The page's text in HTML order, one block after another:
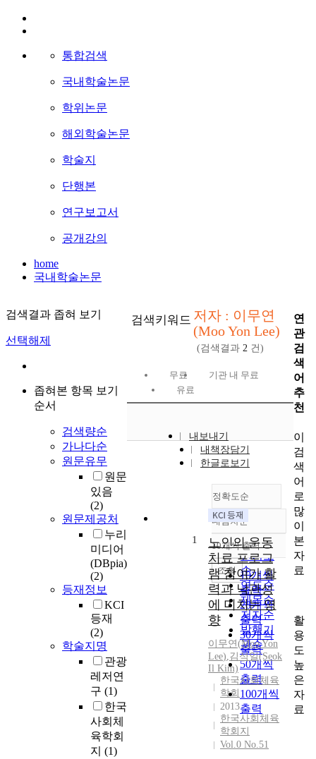
통합검색
국내학술논문
학위논문
해외학술논문
학술지
단행본
연구보고서
공개강의
home
국내학술논문
검색결과 좁혀 보기
선택해제
좁혀본 항목 보기
순서
검색량순
가나다순
원문유무
원문
있음
(2)
원문제공처
누리
미디어
(DBpia)
(2)
등재정보
KCI
등재
(2)
학술지명
관광
레저연
구 (1)
한국
사회체
육학회
지 (1)
검색키워드 저자 : 이무연
(Moo Yon Lee)
(검색결과 2 건)
무료
기관 내 무료
유료
내보내기
내책장담기
한글로보기
정확도순
정확도
순
인기도
순
연도순
제목순
저자순
발행기
관순
내림차순
내림차순
10개씩 출력
10개씩
출력
20개씩
출력
30개씩
출력
50개씩
출력
100개씩
출력
조회
1
노인의 운동
치료 프로그
램 참여가 활
력과 낙관성
에 미치는 영
향
이무연(Moo Yon
Lee),김석일(Seok
Il Kim)
한국사회체육
학회
2013
한국사회체육
학회지
Vol.0 No.51
연
관
검
색
어
추
천
이
검
색
어
로
많
이
본
자
료
활
용
도
높
은
자
료